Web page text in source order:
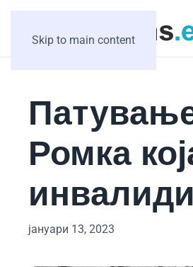
Skip to main content
Ромка
јануари 13, 2023